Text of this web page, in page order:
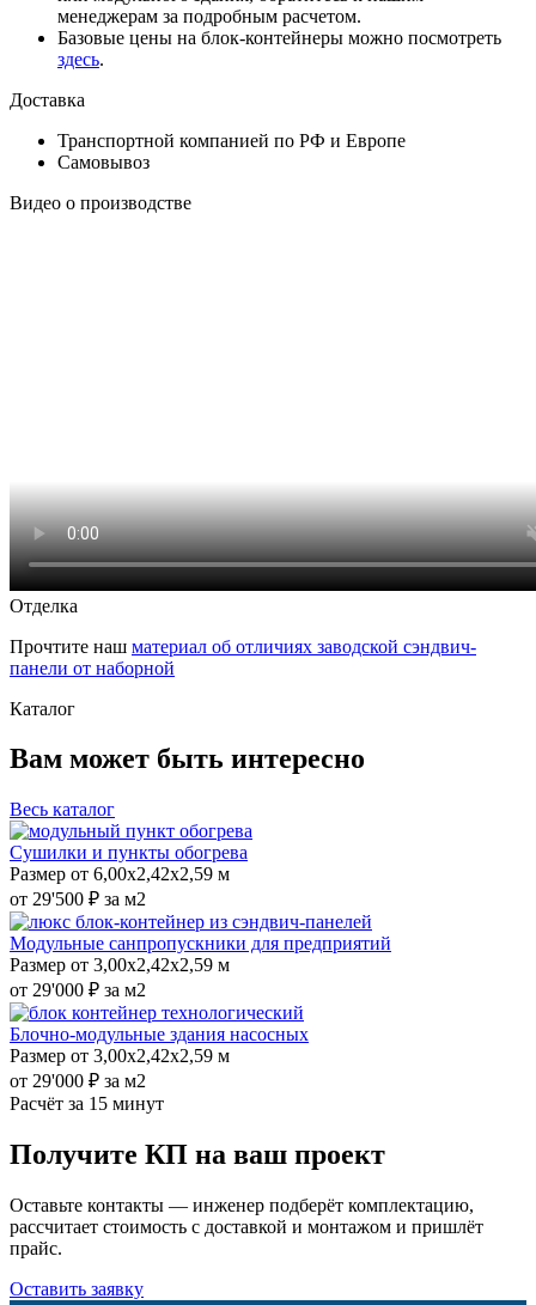
менеджерам за подробным расчетом.
Базовые цены на блок-контейнеры можно посмотреть
здесь.
Доставка
Транспортной компанией по РФ и Европе
Самовывоз
Видео о производстве
Отделка
Прочтите наш материал об отличиях заводской сэндвич-
панели от наборной
Каталог
Вам может быть интересно
Весь каталог
Сушилки и пункты обогрева
Размер от 6,00x2,42x2,59 м
от 29'500 ₽ за м2
Модульные санпропускники для предприятий
Размер от 3,00х2,42х2,59 м
от 29'000 ₽ за м2
Блочно-модульные здания насосных
Размер от 3,00х2,42х2,59 м
от 29'000 ₽ за м2
Расчёт за 15 минут
Получите КП на ваш проект
Оставьте контакты — инженер подберёт комплектацию,
рассчитает стоимость с доставкой и монтажом и пришлёт
прайс.
Оставить заявку